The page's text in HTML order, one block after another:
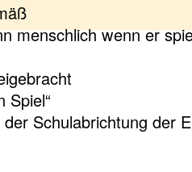
menschlich wenn er
Spiel“
Schulabrichtung der